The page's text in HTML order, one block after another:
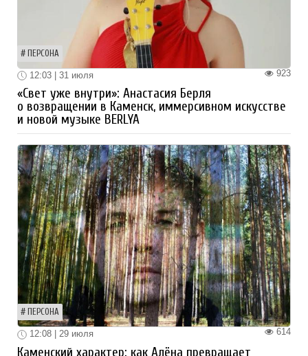
ПЕРСОНА
923
12:03 | 31 июля
«Свет уже внутри»: Анастасия Берля
о возвращении в Каменск, иммерсивном искусстве
и новой музыке BERLYA
ПЕРСОНА
614
12:08 | 29 июля
Каменский характер: как Алёна превращает